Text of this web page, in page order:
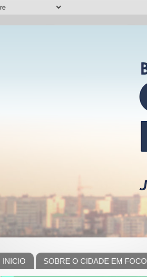
INICIO SOBRE O CIDADE EM FOCO